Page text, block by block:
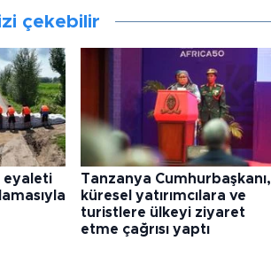
çekebilir
eyaleti
Tanzanya Cumhurbaşkanı,
küresel yatırımcılara ve
turistlere ülkeyi ziyaret
etme çağrısı yaptı